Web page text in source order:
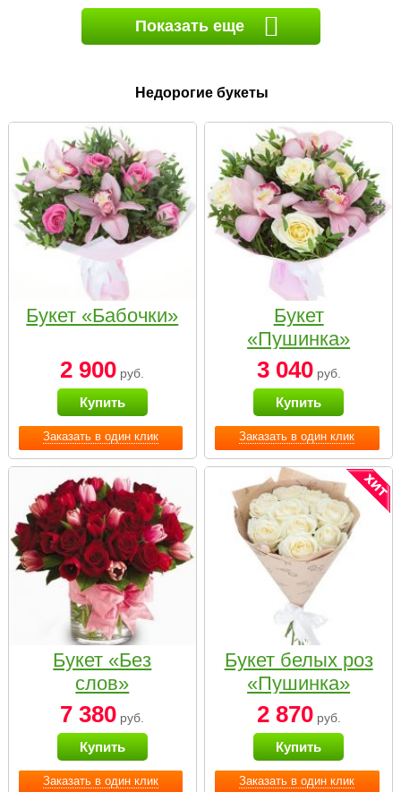
Показать еще
Недорогие букеты
Заказать в один клик
Букет «Бабочки»
2 900 руб.
Купить
Заказать в один клик
Букет
«Пушинка»
3 040руб.
Купить
Заказать в один клик
Букет «Без
слов»
7 380 руб.
Купить
Заказать в один клик
Букет белых роз
«Пушинка»
2 870руб.
Купить